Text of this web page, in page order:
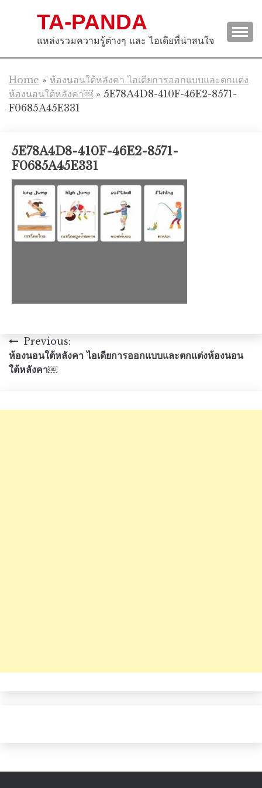
TA-PANDA
แหล่งรวมความรู้ต่างๆ และ ไอเดียที่น่าสนใจ
Home » ห้องนอนใต้หลังคา ไอเดียการออกแบบและตกแต่ง
ห้องนอนใต้หลังคา￼ » 5E78A4D8-410F-46E2-8571-
F0685A45E331
5E78A4D8-410F-46E2-8571-
F0685A45E331
แนะแนว
เรื่อง
Previous:
ห้องนอนใต้หลังคา ไอเดียการออกแบบและตกแต่งห้องนอน
ใต้หลังคา￼